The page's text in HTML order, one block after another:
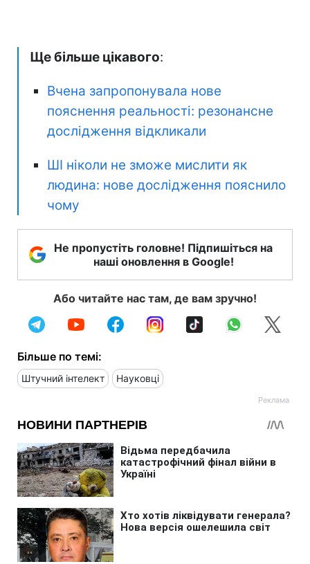
Ще більше цікавого:
Вчена запропонувала нове
пояснення реальності: резонансне
дослідження відкликали
ШІ ніколи не зможе мислити як
людина: нове дослідження пояснило
чому
Не пропустіть головне! Підпишіться на
наші оновлення в Google!
Або читайте нас там, де вам зручно!
Більше по темі:
Штучний інтелект Науковці